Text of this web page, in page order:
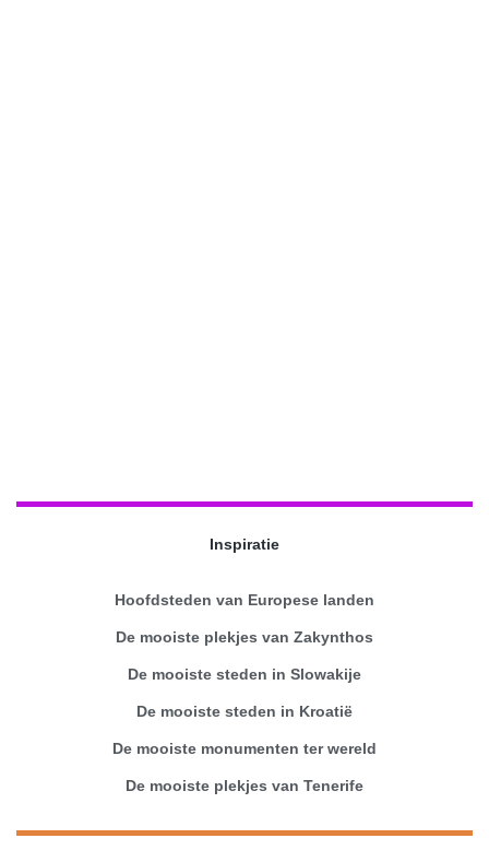
Inspiratie
Hoofdsteden van Europese landen
De mooiste plekjes van Zakynthos
De mooiste steden in Slowakije
De mooiste steden in Kroatië
De mooiste monumenten ter wereld
De mooiste plekjes van Tenerife